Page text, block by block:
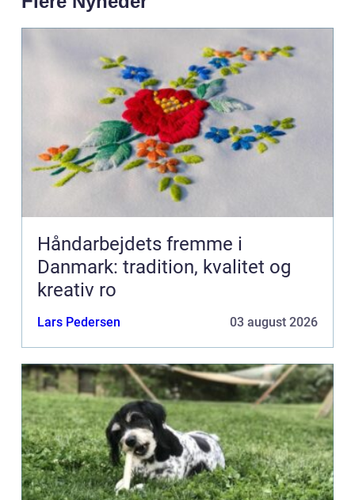
Håndarbejdets fremme i
Danmark: tradition, kvalitet og
kreativ ro
Lars Pedersen 03 august 2026